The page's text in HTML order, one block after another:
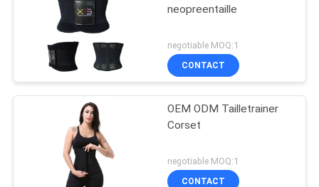
neopreentaille
negotiable MOQ:1
CONTACT
OEM ODM Tailletrainer
Corset
negotiable MOQ:1
CONTACT